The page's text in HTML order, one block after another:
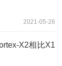
2021-05-26
X2相比X1